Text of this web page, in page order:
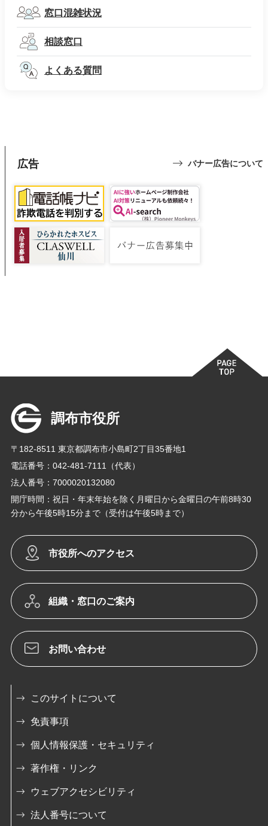
窓口混雑状況
相談窓口
よくある質問
広告 バナー広告について
調布市役所
〒182-8511 東京都調布市小島町2丁目35番地1
電話番号：042-481-7111（代表）
法人番号：7000020132080
開庁時間：祝日・年末年始を除く月曜日から金曜日の午前8時30
分から午後5時15分まで（受付は午後5時まで）
市役所へのアクセス
組織・窓口のご案内
お問い合わせ
このサイトについて
免責事項
個人情報保護・セキュリティ
著作権・リンク
ウェブアクセシビリティ
法人番号について